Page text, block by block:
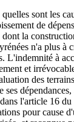
sont les
de
la
n'a plus à
L'indemnité à
et
des
ses
l'article 16
pour cause